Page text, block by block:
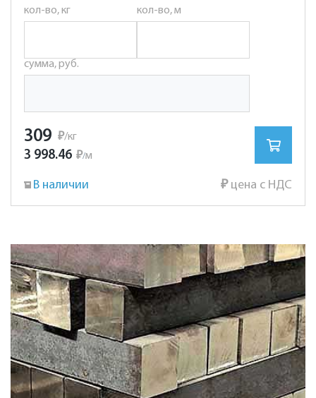
кол-во, кг кол-во, м
сумма, руб.
309 ₽/кг
3 998.46 ₽/м
В наличии ₽цена с НДС